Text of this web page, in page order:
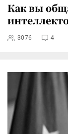
Как вы
3076 4